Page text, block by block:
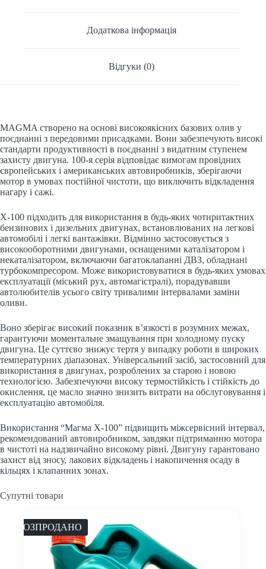
Додаткова інформація
Відгуки (0)
MAGMA створено на основі високоякісних базових олив у
поєднанні з передовими присадками. Вони забезпечують високі
стандарти продуктивності в поєднанні з видатним ступенем
захисту двигуна. 100-я серія відповідає вимогам провідних
європейських і американських автовиробників, зберігаючи
мотор в умовах постійної чистоти, що виключить відкладення
нагару і сажі.
X-100 підходить для використання в будь-яких чотиритактних
бензинових і дизельних двигунах, встановлюваних на легкові
автомобілі і легкі вантажівки. Відмінно застосовується з
високооборотними двигунами, оснащеними каталізатором і
некаталізатором, включаючи багатоклапанні ДВЗ, обладнані
турбокомпресором. Може використовуватися в будь-яких умовах
експлуатації (міський рух, автомагістралі), порадувавши
автолюбителів усього світу тривалими інтервалами заміни
оливи.
Воно зберігає високий показник в’язкості в розумних межах,
гарантуючи моментальне змащування при холодному пуску
двигуна. Це суттєво знижує тертя у випадку роботи в широких
температурних діапазонах. Універсальний засіб, застосовний для
використання в двигунах, розроблених за старою і новою
технологією. Забезпечуючи високу термостійкість і стійкість до
окислення, це масло значно знизить витрати на обслуговування і
експлуатацію автомобіля.
Використання “Магма X-100” підвищить міжсервісний інтервал,
рекомендований автовиробником, завдяки підтриманню мотора
в чистоті на надзвичайно високому рівні. Двигуну гарантовано
захист від зносу, лакових відкладень і накопичення осаду в
кільцях і клапанних зонах.
Супутні товари
РОЗПРОДАНО